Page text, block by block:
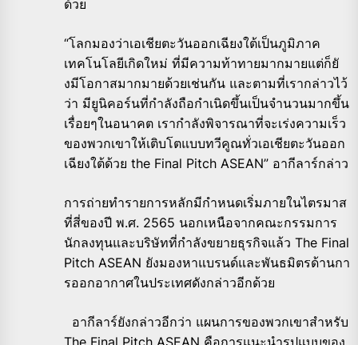
ด้วย
“โลกมองว่าเอเชียตะวันออกเฉียงใต้เป็นภูมิภาค
เทคโนโลยีเกิดใหม่ ที่มีความท้าทายมากมายแต่ก็ยั
งมีโอกาสมากมายด้วยเช่นกัน และตามที่เรากล่าวไว้
ว่า มียูนิคอร์นที่กำลังถือกำเนิดขึ้นเป็นจำนวนมากขึ้น
เรื่อยๆในอนาคต เรากำลังพิจารณาที่จะเร่งความเร็ว
ของพวกเขาให้เติบโตแบบทวีคูณทั่วเอเชียตะวันออก
เฉียงใต้ด้วย the Final Pitch ASEAN” อากีลาร์กล่าว
การถ่ายทำรายการหลักมีกำหนดเริ่มภายในไตรมาส
ที่สี่ของปี พ.ศ. 2565 นอกเหนือจากคณะกรรมการ
นักลงทุนและบริษัทที่กำลังขยายธุรกิจแล้ว The Final
Pitch ASEAN ยังมองหาแบรนด์และพันธมิตรด้านกา
รออกอากาศในประเทศดังกล่าวอีกด้วย
อากีลาร์ยังกล่าวอีกว่า แผนการของพวกเขาสำหรับ
The Final Pitch ASEAN คือการแนะนำรูปแบบของ